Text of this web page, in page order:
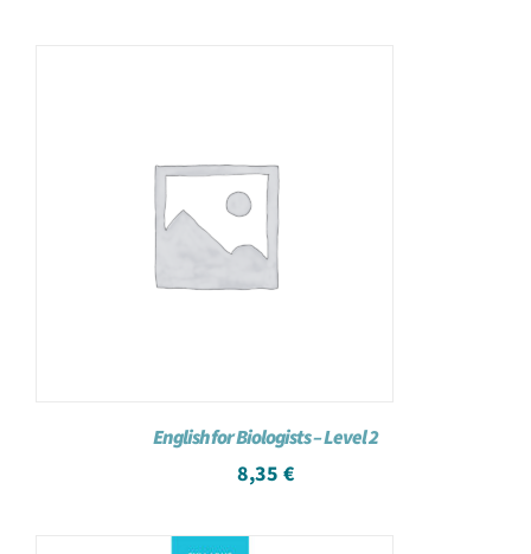
English for Biologists – Level 2
8,35 €